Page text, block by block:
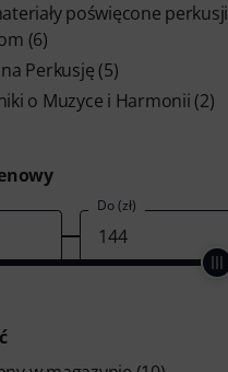
poświęcone perkusji
(6)
na Perkusję (5)
o Muzyce i Harmonii (2)
Do (zł)